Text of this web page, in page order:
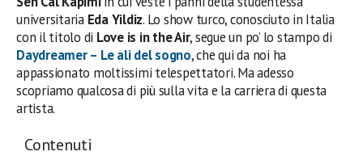
universitaria Eda Yildiz. Lo show turco, conosciuto in Italia
con il titolo di Love is in the Air, segue un po’ lo stampo di
Daydreamer – Le ali del sogno, che qui da noi ha
appassionato moltissimi telespettatori. Ma adesso
scopriamo qualcosa di più sulla vita e la carriera di questa
artista.
Contenuti